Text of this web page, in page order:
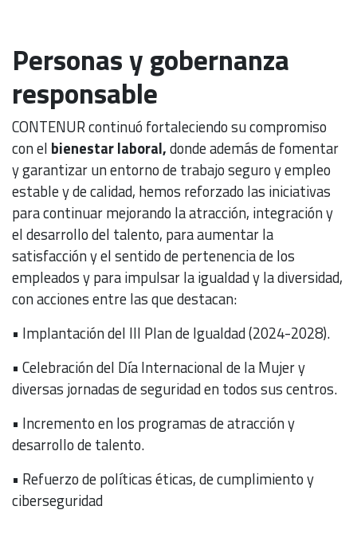
Personas y gobernanza
responsable
CONTENUR continuó fortaleciendo su compromiso
con el bienestar laboral,donde además de fomentar
y garantizar un entorno de trabajo seguro y empleo
estable y de calidad, hemos reforzado las iniciativas
para continuar mejorando la atracción, integración y
el desarrollo del talento, para aumentar la
satisfacción y el sentido de pertenencia de los
empleados y para impulsar la igualdad y la diversidad,
con acciones entre las que destacan:
• Implantación del III Plan de Igualdad (2024-2028).
• Celebración del Día Internacional de la Mujer y
diversas jornadas de seguridad en todos sus centros.
• Incremento en los programas de atracción y
desarrollo de talento.
• Refuerzo de políticas éticas, de cumplimiento y
ciberseguridad